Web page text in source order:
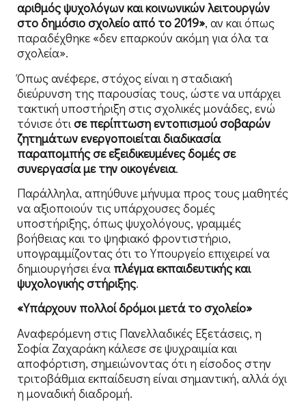
αριθμός ψυχολόγων και κοινωνικών λειτουργών
στο δημόσιο σχολείο από το 2019», αν και όπως
παραδέχθηκε «δεν επαρκούν ακόμη για όλα τα
σχολεία».
Όπως ανέφερε, στόχος είναι η σταδιακή
διεύρυνση της παρουσίας τους, ώστε να υπάρχει
τακτική υποστήριξη στις σχολικές μονάδες, ενώ
τόνισε ότισε περίπτωση εντοπισμού σοβαρών
ζητημάτων ενεργοποιείται διαδικασία
παραπομπής σε εξειδικευμένες δομές σε
συνεργασία με την οικογένεια.
Παράλληλα, απηύθυνε μήνυμα προς τους μαθητές
να αξιοποιούν τις υπάρχουσες δομές
υποστήριξης, όπως ψυχολόγους, γραμμές
βοήθειας και το ψηφιακό φροντιστήριο,
υπογραμμίζοντας ότι το Υπουργείο επιχειρεί να
δημιουργήσει ένα πλέγμα εκπαιδευτικής και
ψυχολογικής στήριξης.
«Υπάρχουν πολλοί δρόμοι μετά το σχολείο»
Αναφερόμενη στις Πανελλαδικές Εξετάσεις, η
Σοφία Ζαχαράκη κάλεσε σε ψυχραιμία και
αποφόρτιση, σημειώνοντας ότι η είσοδος στην
τριτοβάθμια εκπαίδευση είναι σημαντική, αλλά όχι
η μοναδική διαδρομή.